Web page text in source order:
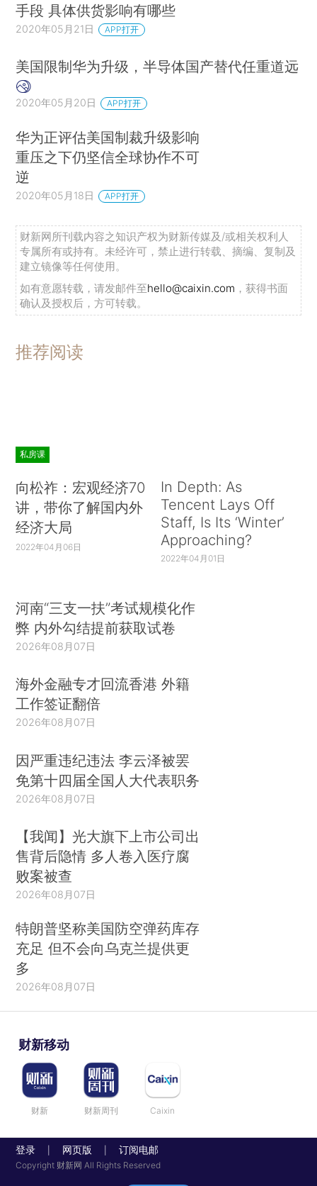
手段 具体供货影响有哪些
2020年05月21日 APP打开
美国限制华为升级，半导体国产替代任重道远
2020年05月20日 APP打开
华为正评估美国制裁升级影响
重压之下仍坚信全球协作不可
逆
2020年05月18日 APP打开
财新网所刊载内容之知识产权为财新传媒及/或相关权利人
专属所有或持有。未经许可，禁止进行转载、摘编、复制及
建立镜像等任何使用。
如有意愿转载，请发邮件至hello@caixin.com ，获得书面
确认及授权后，方可转载。
推荐阅读
私房课
向松祚：宏观经济70
讲，带你了解国内外
经济大局
2022年04月06日
In Depth: As
Tencent Lays Off
Staff, Is Its ‘Winter’
Approaching?
2022年04月01日
河南“三支一扶”考试规模化作
弊 内外勾结提前获取试卷
2026年08月07日
海外金融专才回流香港 外籍
工作签证翻倍
2026年08月07日
因严重违纪违法 李云泽被罢
免第十四届全国人大代表职务
2026年08月07日
【我闻】光大旗下上市公司出
售背后隐情 多人卷入医疗腐
败案被查
2026年08月07日
特朗普坚称美国防空弹药库存
充足 但不会向乌克兰提供更
多
2026年08月07日
财新移动
财新 财新周刊 Caixin
登录 网页版 订阅电邮
Copyright 财新网 All Rights Reserved